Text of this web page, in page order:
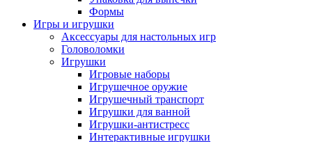
Формы
Игры и игрушки
Аксессуары для настольных игр
Головоломки
Игрушки
Игровые наборы
Игрушечное оружие
Игрушечный транспорт
Игрушки для ванной
Игрушки-антистресс
Интерактивные игрушки